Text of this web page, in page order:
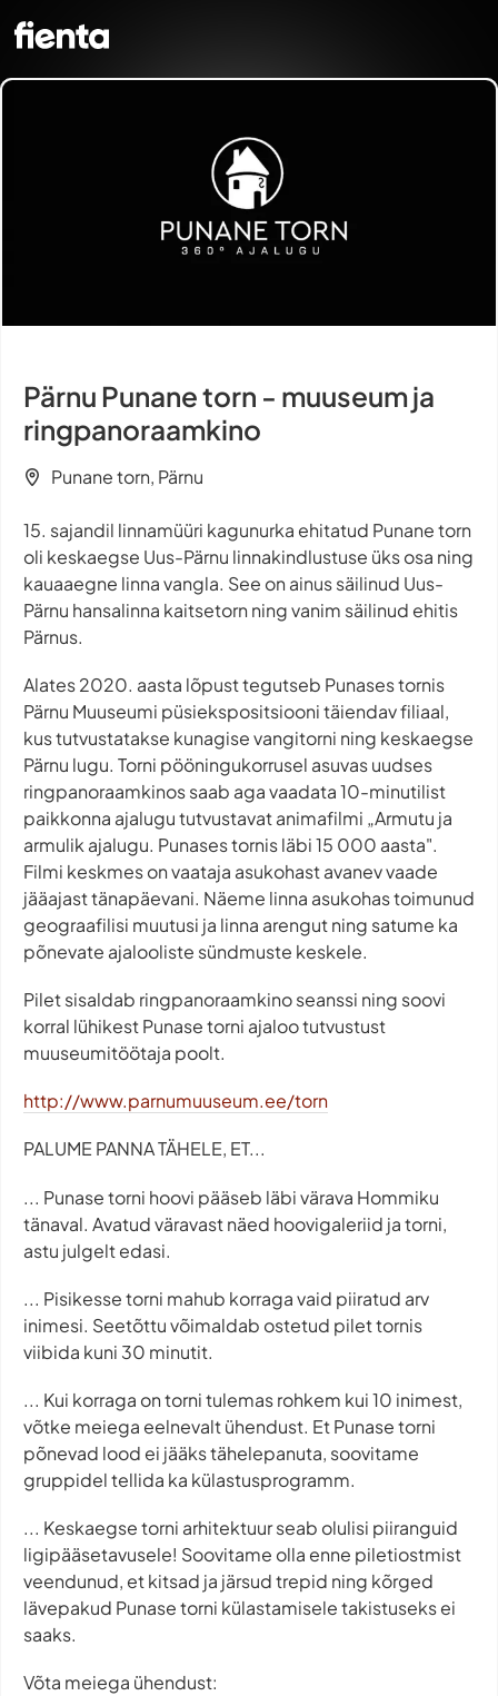
Pärnu Punane torn - muuseum ja
ringpanoraamkino
Punane torn, Pärnu
15. sajandil linnamüüri kagunurka ehitatud Punane torn
oli keskaegse Uus-Pärnu linnakindlustuse üks osa ning
kauaaegne linna vangla. See on ainus säilinud Uus-
Pärnu hansalinna kaitsetorn ning vanim säilinud ehitis
Pärnus.
Alates 2020. aasta lõpust tegutseb Punases tornis
Pärnu Muuseumi püsiekspositsiooni täiendav filiaal,
kus tutvustatakse kunagise vangitorni ning keskaegse
Pärnu lugu. Torni pööningukorrusel asuvas uudses
ringpanoraamkinos saab aga vaadata 10-minutilist
paikkonna ajalugu tutvustavat animafilmi „Armutu ja
armulik ajalugu. Punases tornis läbi 15 000 aasta".
Filmi keskmes on vaataja asukohast avanev vaade
jääajast tänapäevani. Näeme linna asukohas toimunud
geograafilisi muutusi ja linna arengut ning satume ka
põnevate ajalooliste sündmuste keskele.
Pilet sisaldab ringpanoraamkino seanssi ning soovi
korral lühikest Punase torni ajaloo tutvustust
muuseumitöötaja poolt.
http://www.parnumuuseum.ee/torn
PALUME PANNA TÄHELE, ET...
... Punase torni hoovi pääseb läbi värava Hommiku
tänaval. Avatud väravast näed hoovigaleriid ja torni,
astu julgelt edasi.
... Pisikesse torni mahub korraga vaid piiratud arv
inimesi. Seetõttu võimaldab ostetud pilet tornis
viibida kuni 30 minutit.
... Kui korraga on torni tulemas rohkem kui 10 inimest,
võtke meiega eelnevalt ühendust. Et Punase torni
põnevad lood ei jääks tähelepanuta, soovitame
gruppidel tellida ka külastusprogramm.
... Keskaegse torni arhitektuur seab olulisi piiranguid
ligipääsetavusele! Soovitame olla enne piletiostmist
veendunud, et kitsad ja järsud trepid ning kõrged
lävepakud Punase torni külastamisele takistuseks ei
saaks.
Võta meiega ühendust: